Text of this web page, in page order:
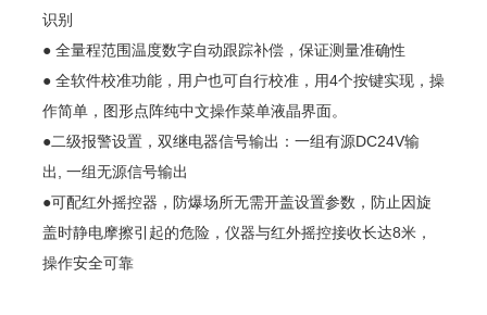
识别
● 全量程范围温度数字自动跟踪补偿，保证测量准确性
● 全软件校准功能，用户也可自行校准，用4个按键实现，操
作简单，图形点阵纯中文操作菜单液晶界面。
●二级报警设置，双继电器信号输出：一组有源DC24V输
出, 一组无源信号输出
●可配红外摇控器，防爆场所无需开盖设置参数，防止因旋
盖时静电摩擦引起的危险，仪器与红外摇控接收长达8米，
操作安全可靠